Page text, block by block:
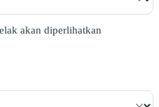
akan diperlihatkan